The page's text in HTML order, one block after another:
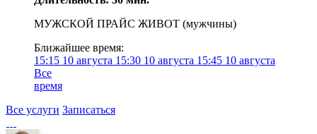
МУЖСКОЙ ПРАЙС ЖИВОТ (мужчины)
Ближайшее время:
15:15 10 августа 15:30 10 августа 15:45 10 августа
Все
время
Все услуги Записаться